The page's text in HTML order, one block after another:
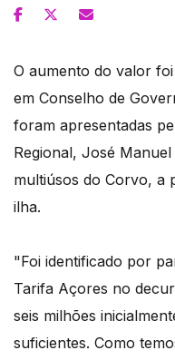
O aumento do valor
em Conselho de
foram apresentadas
Regional, José
multiúsos do Corvo, a
ilha.
"Foi identificado por
Tarifa Açores no
seis milhões
suficientes. Como